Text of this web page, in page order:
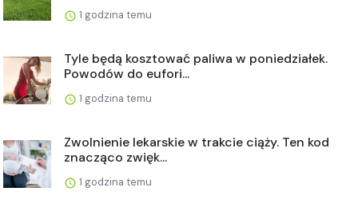
1 godzina temu
Tyle będą kosztować paliwa w poniedziałek.
Powodów do eufori...
1 godzina temu
Zwolnienie lekarskie w trakcie ciąży. Ten kod
znacząco zwięk...
1 godzina temu